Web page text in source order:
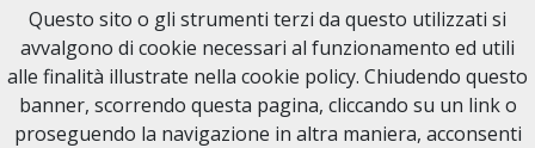
Necrologi Novi Ligure
Novi Ligure Mariuccia Amistà
Questo sito o gli strumenti terzi da questo utilizzati si
avvalgono di cookie necessari al funzionamento ed utili
alle finalità illustrate nella cookie policy. Chiudendo questo
banner, scorrendo questa pagina, cliccando su un link o
proseguendo la navigazione in altra maniera, acconsenti